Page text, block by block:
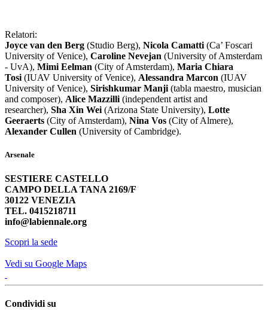
Relatori:
Joyce van den Berg (Studio Berg), Nicola Camatti (Ca’ Foscari
University of Venice), Caroline Nevejan (University of Amsterdam
- UvA), Mimi Eelman (City of Amsterdam), Maria Chiara
Tosi (IUAV University of Venice), Alessandra Marcon (IUAV
University of Venice), Sirishkumar Manji (tabla maestro, musician
and composer), Alice Mazzilli (independent artist and
researcher), Sha Xin Wei (Arizona State University), Lotte
Geeraerts (City of Amsterdam), Nina Vos (City of Almere),
Alexander Cullen (University of Cambridge).
Arsenale
SESTIERE CASTELLO
CAMPO DELLA TANA 2169/F
30122 VENEZIA
TEL. 0415218711
info@labiennale.org
Scopri la sede
Vedi su Google Maps
Condividi su